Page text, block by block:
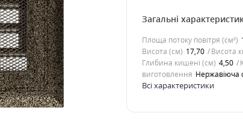
Загальні
Площа потоку повітря (см²)
Висота (см) 17,70 Висота
Глибина кишені (см) 4,50
виготовлення Нержавіюча
Всі характеристики